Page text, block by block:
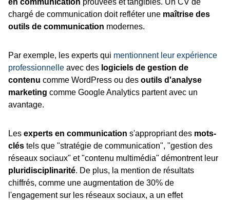
chargé de communication doit refléter une maîtrise des
outils de communication modernes.
Par exemple, les experts qui mentionnent leur expérience
professionnelle avec des logiciels de gestion de
contenu comme WordPress ou des outils d'analyse
marketing comme Google Analytics partent avec un
avantage.
Les experts en communication s'appropriant des mots-
clés tels que "stratégie de communication", "gestion des
réseaux sociaux" et "contenu multimédia" démontrent leur
pluridisciplinarité. De plus, la mention de résultats
chiffrés, comme une augmentation de 30% de
l'engagement sur les réseaux sociaux, a un effet